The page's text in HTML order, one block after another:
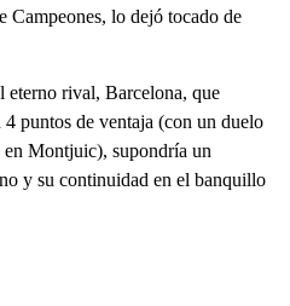
lo dejó tocado de
eterno rival, Barcelona, que
puntos de ventaja (con un duelo
en Montjuic), supondría un
y su continuidad en el banquillo